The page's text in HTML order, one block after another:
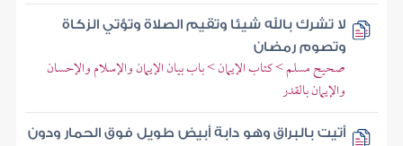
لا تشرك بالله شيئا وتقيم الصلاة وتؤتي الزكاة
وتصوم رمضان
صحيح مسلم > كتاب الإيمان > باب بيان الإيمان والإسلام والإحسان
والإيمان بالقدر
أتيت بالبراق وهو دابة أبيض طويل فوق الحمار ودون